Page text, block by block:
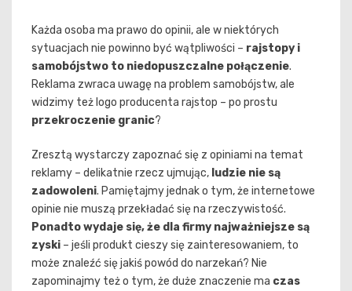
Każda osoba ma prawo do opinii, ale w niektórych
sytuacjach nie powinno być wątpliwości – rajstopy i
samobójstwo to niedopuszczalne połączenie.
Reklama zwraca uwagę na problem samobójstw, ale
widzimy też logo producenta rajstop – po prostu
przekroczenie granic?
Zresztą wystarczy zapoznać się z opiniami na temat
reklamy – delikatnie rzecz ujmując, ludzie nie są
zadowoleni. Pamiętajmy jednak o tym, że internetowe
opinie nie muszą przekładać się na rzeczywistość.
Ponadto wydaje się, że dla firmy najważniejsze są
zyski – jeśli produkt cieszy się zainteresowaniem, to
może znaleźć się jakiś powód do narzekań? Nie
zapominajmy też o tym, że duże znaczenie ma czas